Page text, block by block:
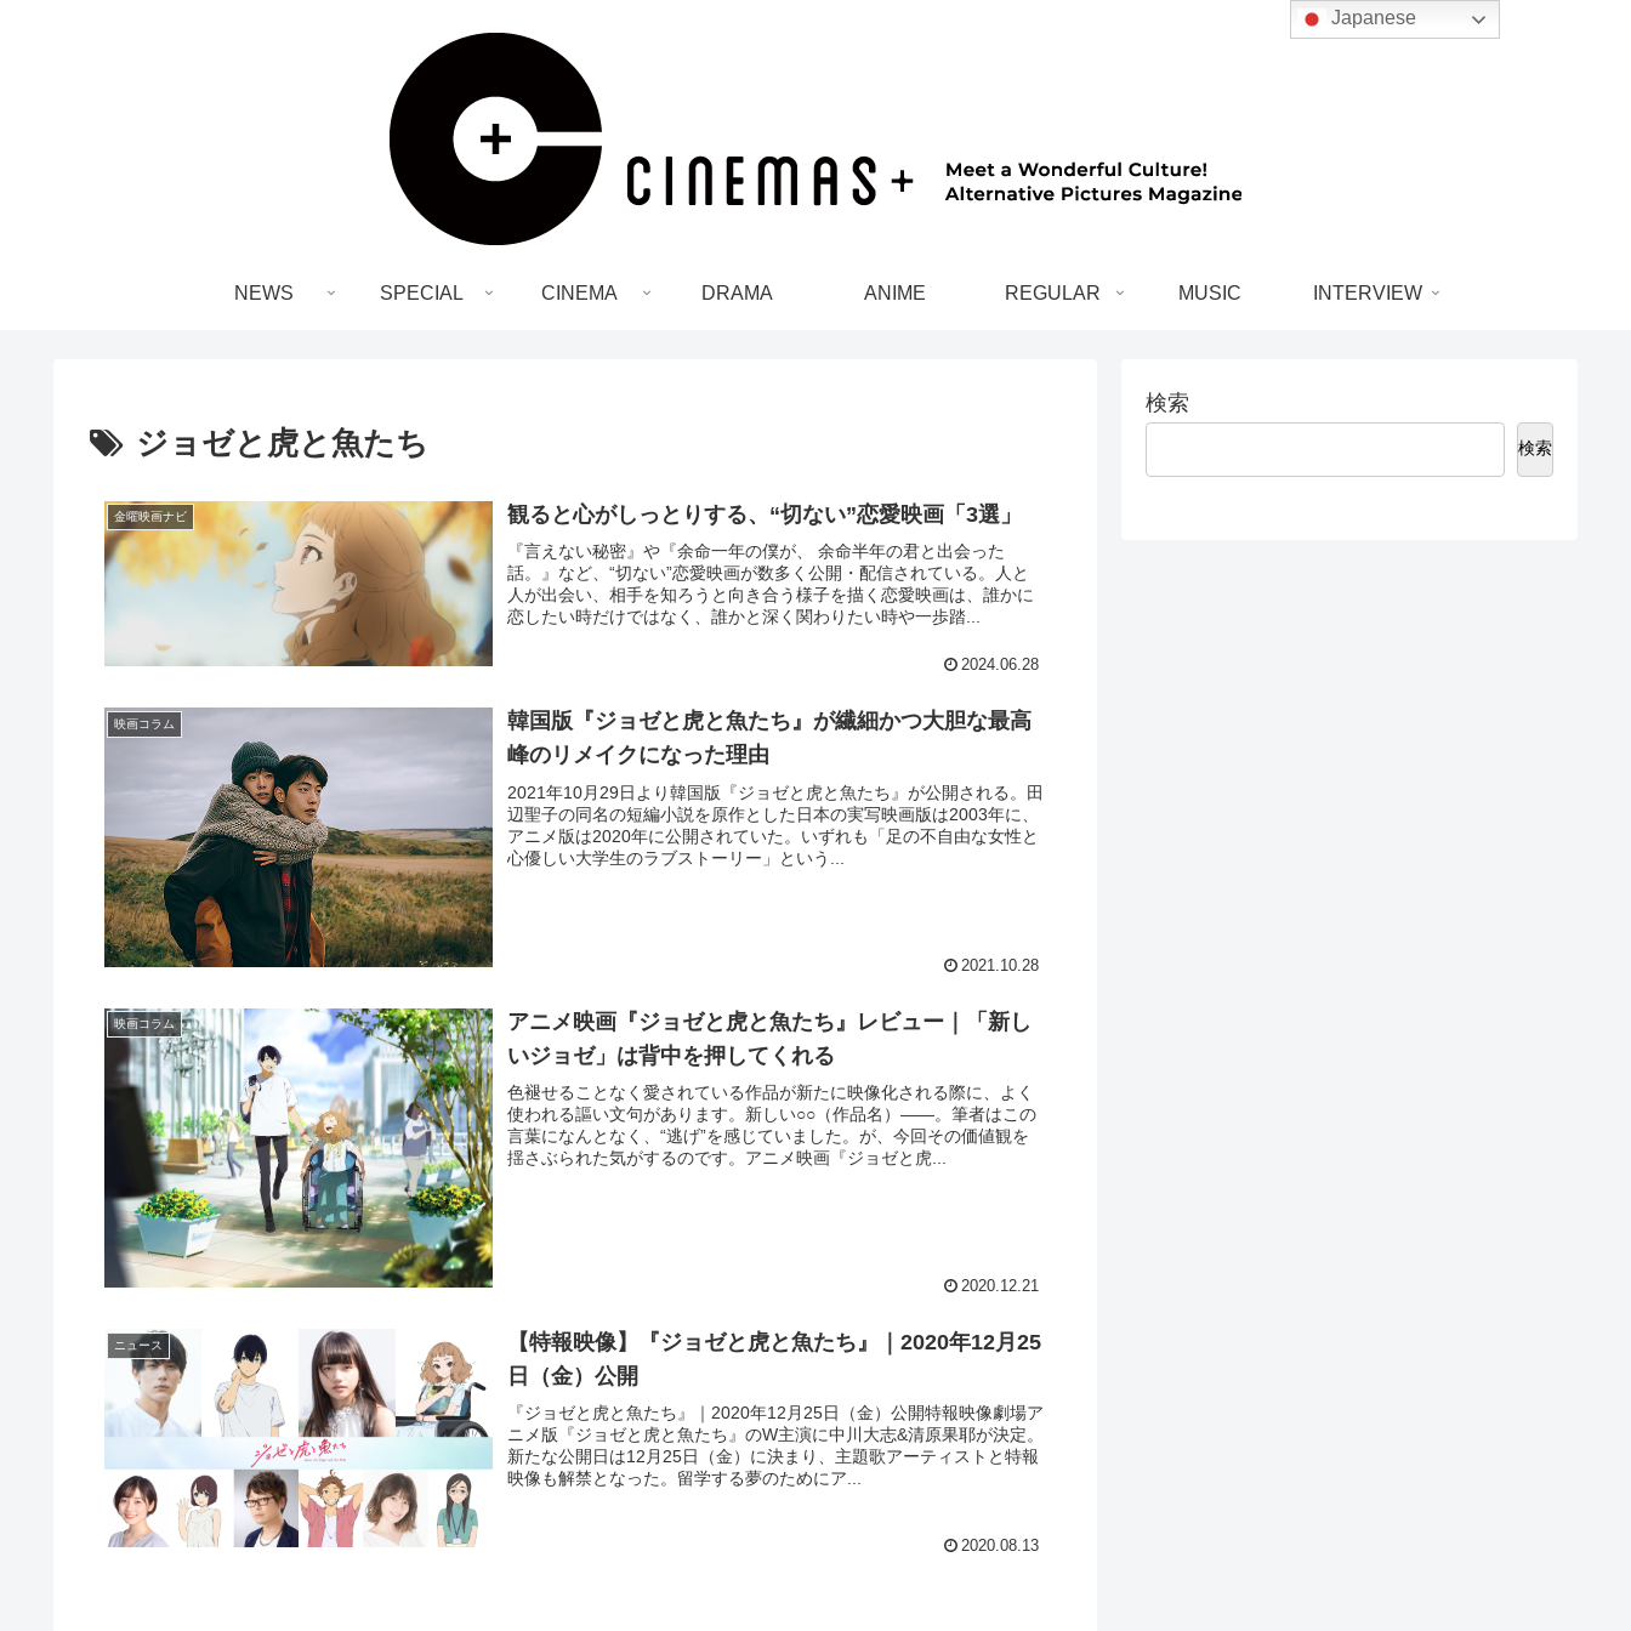
NEWS SPECIAL CINEMA DRAMA ANIME REGULAR MUSIC INTERVIEW
ジョゼと虎と魚たち
金曜映画ナビ 観ると心がしっとりする、“切ない”恋愛映画「3選」
『言えない秘密』や『余命一年の僕が、 余命半年の君と出会った
話。』など、“切ない”恋愛映画が数多く公開・配信されている。人と
人が出会い、相手を知ろうと向き合う様子を描く恋愛映画は、誰かに
恋したい時だけではなく、誰かと深く関わりたい時や一歩踏...
2024.06.28
映画コラム
韓国版『ジョゼと虎と魚たち』が繊細かつ大胆な最高
峰のリメイクになった理由
2021年10月29日より韓国版『ジョゼと虎と魚たち』が公開される。田
辺聖子の同名の短編小説を原作とした日本の実写映画版は2003年に、
アニメ版は2020年に公開されていた。いずれも「足の不自由な女性と
心優しい大学生のラブストーリー」という...
2021.10.28
映画コラム
アニメ映画『ジョゼと虎と魚たち』レビュー｜「新し
いジョゼ」は背中を押してくれる
色褪せることなく愛されている作品が新たに映像化される際に、よく
使われる謳い文句があります。新しい○○（作品名）——。筆者はこの
言葉になんとなく、“逃げ”を感じていました。が、今回その価値観を
揺さぶられた気がするのです。アニメ映画『ジョゼと虎...
2020.12.21
ニュース
【特報映像】『ジョゼと虎と魚たち』｜2020年12月25
日（金）公開
『ジョゼと虎と魚たち』｜2020年12月25日（金）公開特報映像劇場ア
ニメ版『ジョゼと虎と魚たち』のW主演に中川大志&清原果耶が決定。
新たな公開日は12月25日（金）に決まり、主題歌アーティストと特報
映像も解禁となった。留学する夢のためにア...
2020.08.13
検索
検索
Japanese